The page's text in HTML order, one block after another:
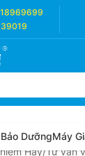
DưỡngMáy
Hay/Tư vấn